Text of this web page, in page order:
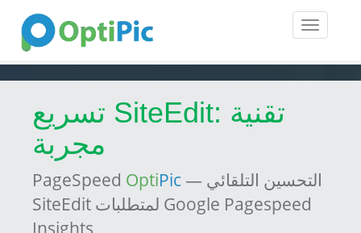
Toggle
تسريع SiteEdit: تقنية
مجربة
PageSpeed OptiPic — التحسين التلقائي
SiteEdit لمتطلبات Google Pagespeed
Insights